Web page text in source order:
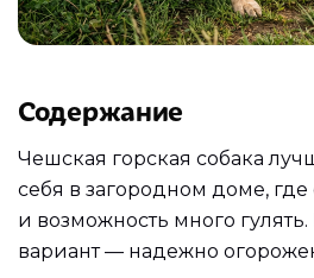
Содержание
Чешская горская собака
себя в загородном доме, где
и возможность много
вариант — надежно